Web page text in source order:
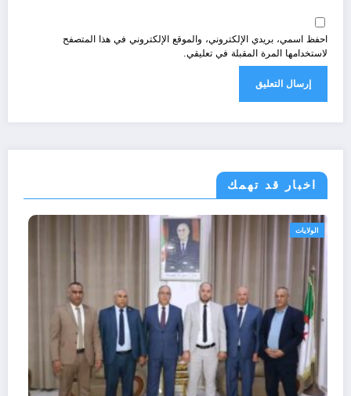
احفظ اسمي، بريدي الإلكتروني، والموقع الإلكتروني في هذا المتصفح
لاستخدامها المرة المقبلة في تعليقي.
اخبار قد تهمك
الولايات